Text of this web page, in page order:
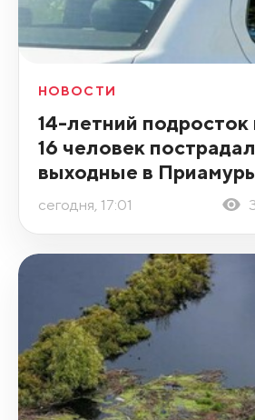
НОВОСТИ
14-летний
16 человек
выходные в
сегодня, 17:01